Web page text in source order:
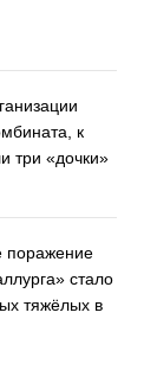
к
три «дочки»
поражение
стало
тяжёлых в